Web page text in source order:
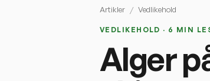
Artikler / Vedlikehold
VEDLIKEHOLD · 6 MIN
Alger